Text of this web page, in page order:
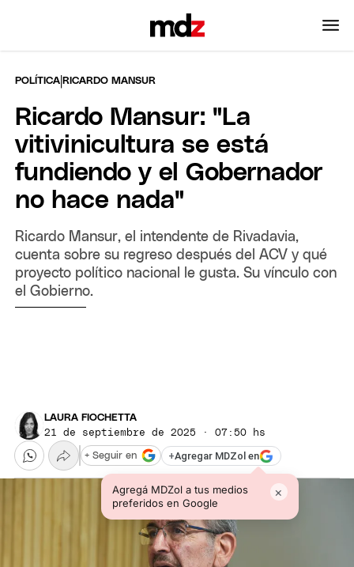
POLÍTICA |RICARDO MANSUR
Ricardo Mansur: "La
vitivinicultura se está
fundiendo y el Gobernador
no hace nada"
Ricardo Mansur, el intendente de Rivadavia,
cuenta sobre su regreso después del ACV y qué
proyecto político nacional le gusta. Su vínculo con
el Gobierno.
LAURA FIOCHETTA
21 de septiembre de 2025 · 07:50 hs
+Agregar MDZol en
Agregá MDZol a tus medios
preferidos en Google
×
+ Seguir en